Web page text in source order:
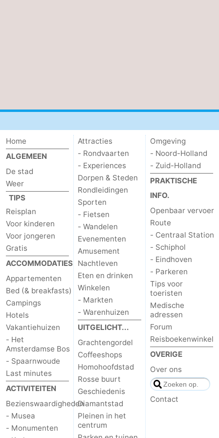
Home
ALGEMEEN
De stad
Weer
TIPS
Reisplan
Voor kinderen
Voor jongeren
Gratis
ACCOMMODATIES
Appartementen
Bed (& breakfasts)
Campings
Hotels
Vakantiehuizen
- Het
Amsterdamse Bos
- Spaarnwoude
Last minutes
ACTIVITEITEN
Bezienswaardigheden
- Musea
- Monumenten
Attracties
- Rondvaarten
- Experiences
Dorpen & Steden
Rondleidingen
Sporten
- Fietsen
- Wandelen
Evenementen
Amusement
Nachtleven
Eten en drinken
Winkelen
- Markten
- Warenhuizen
UITGELICHT...
Grachtengordel
Coffeeshops
Homohoofdstad
Rosse buurt
Geschiedenis
Diamantstad
Pleinen in het
centrum
Omgeving
- Noord-Holland
- Zuid-Holland
PRAKTISCHE
INFO.
Openbaar vervoer
Route
- Centraal Station
- Schiphol
- Eindhoven
- Parkeren
Tips voor
toeristen
Medische
adressen
Forum
Reisboekenwinkel
OVERIGE
Over ons
Contact